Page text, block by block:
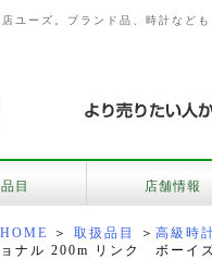
ユーズ。ブランド品、時計など
目 店舗情報
HOME ＞ 取扱品目 ＞ 高級時
ョナル 200m リンク ボーイ